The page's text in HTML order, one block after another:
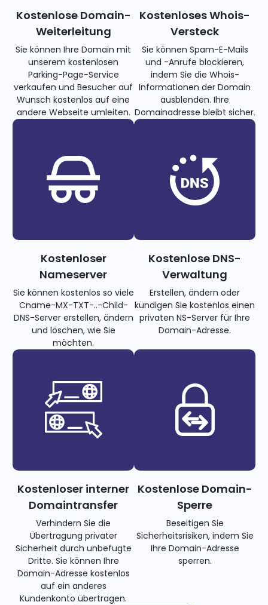
Kostenlose Domain-
Weiterleitung
Sie können Ihre Domain mit
unserem kostenlosen
Parking-Page-Service
verkaufen und Besucher auf
Wunsch kostenlos auf eine
andere Webseite umleiten.
Kostenloses Whois-
Versteck
Sie können Spam-E-Mails
und -Anrufe blockieren,
indem Sie die Whois-
Informationen der Domain
ausblenden. Ihre
Domainadresse bleibt sicher.
Kostenloser
Nameserver
Sie können kostenlos so viele
Cname-MX-TXT-..-Child-
DNS-Server erstellen, ändern
und löschen, wie Sie
möchten.
Kostenlose DNS-
Verwaltung
Erstellen, ändern oder
kündigen Sie kostenlos einen
privaten NS-Server für Ihre
Domain-Adresse.
Kostenloser interner
Domaintransfer
Verhindern Sie die
Übertragung privater
Sicherheit durch unbefugte
Dritte. Sie können Ihre
Domain-Adresse kostenlos
auf ein anderes
Kundenkonto übertragen.
Kostenlose Domain-
Sperre
Beseitigen Sie
Sicherheitsrisiken, indem Sie
Ihre Domain-Adresse
sperren.